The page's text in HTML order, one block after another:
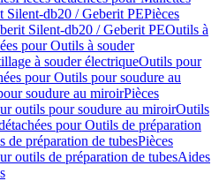
Silent-db20 / Geberit PEPièces
Silent-db20 / Geberit PEOutils à
pour Outils à souder
à souder électriqueOutils pour
pour Outils pour soudure au
soudure au miroirPièces
outils pour soudure au miroirOutils
pour Outils de préparation
de préparation de tubesPièces
outils de préparation de tubesAides